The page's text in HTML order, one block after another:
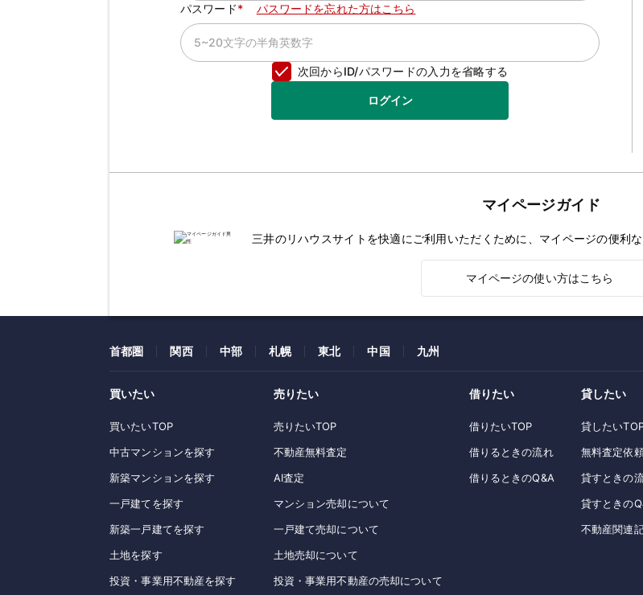
パスワード パスワードを忘れた方はこちら
次回からID/パスワードの入力を省略する
ログイン
マイページガイド
三井のリハウスサイトを快適にご利用いただくために、マイページの便利
マイページの使い方はこちら
首都圏 関西 中部 札幌 東北 中国 九州
買いたい
買いたいTOP
中古マンションを探す
新築マンションを探す
一戸建てを探す
新築一戸建てを探す
土地を探す
投資・事業用不動産を探す
売りたい
売りたいTOP
不動産無料査定
AI査定
マンション売却について
一戸建て売却について
土地売却について
投資・事業用不動産の売却について
借りたい
借りたいTOP
借りるときの流れ
借りるときのQ&A
貸したい
貸したい
無料査定依
貸すときの
貸すときの
不動産関連